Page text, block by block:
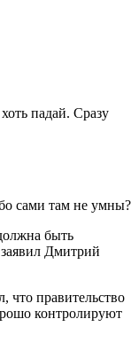
падай. Сразу
сами там не умны?
быть
Дмитрий
что правительство
контролируют